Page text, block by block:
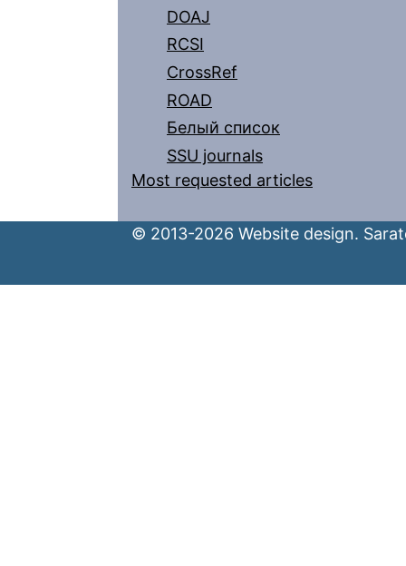
DOAJ
RCSI
CrossRef
ROAD
Белый список
SSU journals
Most requested articles
© 2013-2026 Website design.